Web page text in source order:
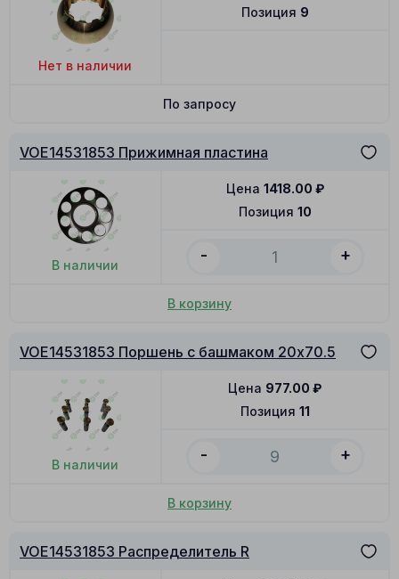
Нет в наличии
Позиция 9
По запросу
VOE14531853 Прижимная пластина
В наличии
Позиция 10
Цена 1418.00 ₽
- +
В корзину
VOE14531853 Поршень с башмаком 20x70.5
В наличии
Позиция 11
Цена 977.00 ₽
- +
В корзину
VOE14531853 Распределитель R